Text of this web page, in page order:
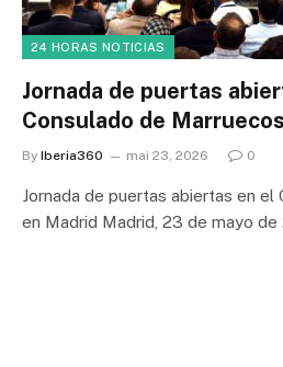
24 HORAS NOTICIAS
Jornada de puertas
Consulado de
By Iberia360 mai 23, 2026 0
Jornada de puertas abiertas en el
en Madrid Madrid, 23 de mayo de